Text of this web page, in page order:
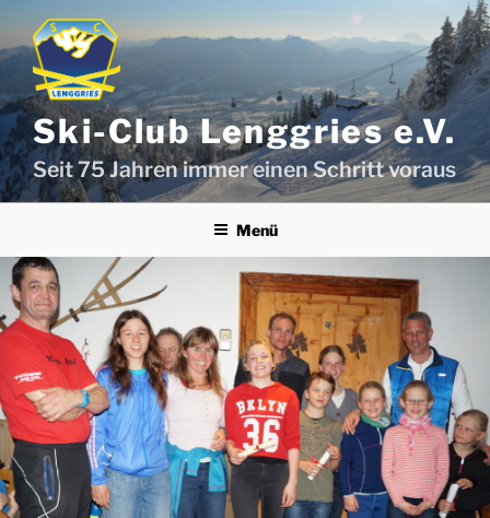
Inhalt
springen
Ski-Club Lenggries e.V.
Seit 75 Jahren immer einen Schritt voraus
Menü